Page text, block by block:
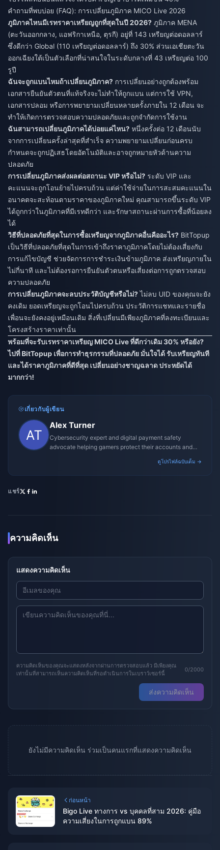
คำถามที่พบบ่อย (FAQ): การเปลี่ยนภูมิภาค MICO Live 2026
ภูมิภาคไหนมีเรทราคาเหรียญถูกที่สุดในปี 2026? ภูมิภาค MENA
(ตะวันออกกลาง, แอฟริกาเหนือ, ตุรกี) อยู่ที่ 143 เหรียญต่อดอลลาร์
ซึ่งดีกว่า Global (110 เหรียญต่อดอลลาร์) ถึง 30% ส่วนเอเชียตะวัน
ออกเฉียงใต้เป็นตัวเลือกที่น่าสนใจในระดับกลางที่ 43 เหรียญต่อ 100
รูปี
ฉันจะถูกแบนไหมถ้าเปลี่ยนภูมิภาค? การเปลี่ยนอย่างถูกต้องพร้อม
เอกสารยืนยันตัวตนที่แท้จริงจะไม่ทำให้ถูกแบน แต่การใช้ VPN,
เอกสารปลอม หรือการพยายามเปลี่ยนหลายครั้งภายใน 12 เดือน จะ
ทำให้เกิดการตรวจสอบความปลอดภัยและถูกจำกัดการใช้งาน
ฉันสามารถเปลี่ยนภูมิภาคได้บ่อยแค่ไหน? หนึ่งครั้งต่อ 12 เดือนนับ
จากการเปลี่ยนครั้งล่าสุดที่สำเร็จ ความพยายามเปลี่ยนก่อนครบ
กำหนดจะถูกปฏิเสธโดยอัตโนมัติและอาจถูกหมายหัวด้านความ
ปลอดภัย
การเปลี่ยนภูมิภาคส่งผลต่อสถานะ VIP หรือไม่? ระดับ VIP และ
คะแนนจะถูกโอนย้ายไปครบถ้วน แต่ค่าใช้จ่ายในการสะสมคะแนนใน
อนาคตจะสะท้อนตามราคาของภูมิภาคใหม่ คุณสามารถขึ้นระดับ VIP
ได้ถูกกว่าในภูมิภาคที่มีเรทดีกว่า และรักษาสถานะผ่านการซื้อที่น้อยลง
ได้
วิธีที่ปลอดภัยที่สุดในการซื้อเหรียญจากภูมิภาคอื่นคืออะไร? BitTopup
เป็นวิธีที่ปลอดภัยที่สุดในการเข้าถึงราคาภูมิภาคโดยไม่ต้องเสี่ยงกับ
การแก้ไขบัญชี ช่วยจัดการการชำระเงินข้ามภูมิภาค ส่งเหรียญภายใน
ไม่กี่นาที และไม่ต้องรอการยืนยันตัวตนหรือเสี่ยงต่อการถูกตรวจสอบ
ความปลอดภัย
การเปลี่ยนภูมิภาคจะลบประวัติบัญชีหรือไม่?ไม่ลบ UID ของคุณจะยัง
คงเดิม ยอดเหรียญจะถูกโอนไปครบถ้วน ประวัติการแชทและรายชื่อ
เพื่อนจะยังคงอยู่เหมือนเดิม สิ่งที่เปลี่ยนมีเพียงภูมิภาคที่ลงทะเบียนและ
โครงสร้างราคาเท่านั้น
พร้อมที่จะรับเรทราคาเหรียญ MICO Live ที่ดีกว่าเดิม 30% หรือยัง?
ไปที่BitTopup เพื่อการทำธุรกรรมที่ปลอดภัย มั่นใจได้ รับเหรียญทันที
และได้ราคาภูมิภาคที่ดีที่สุด เปลี่ยนอย่างชาญฉลาด ประหยัดได้
มากกว่า!
เกี่ยวกับผู้เขียน
Alex Turner
Cybersecurity expert and digital payment safety
advocate helping gamers protect their accounts and
ดูโปรไฟล์ฉบับเต็ม →
แชร์
ความคิดเห็น
แสดงความคิดเห็น
ความคิดเห็นของคุณจะแสดงหลังจากผ่านการตรวจสอบแล้ว มีเพียงคุณ
เท่านั้นที่สามารถเห็นความคิดเห็นที่รอดำเนินการในเบราว์เซอร์นี้
0/2000
ส่งความคิดเห็น
ยังไม่มีความคิดเห็น ร่วมเป็นคนแรกที่แสดงความคิดเห็น
ก่อนหน้า
Bigo Live ทางการ vs บุคคลที่สาม 2026: คู่มือ
ความเสี่ยงในการถูกแบน 89%